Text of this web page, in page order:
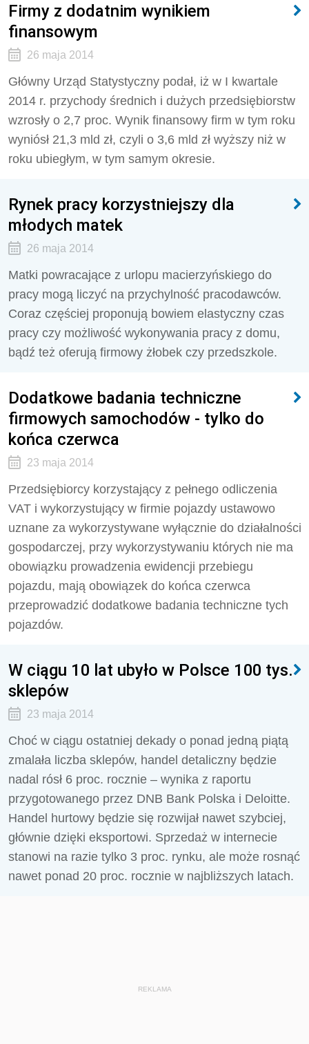
Firmy z dodatnim wynikiem
finansowym
26 maja 2014
Główny Urząd Statystyczny podał, iż w I kwartale
2014 r. przychody średnich i dużych przedsiębiorstw
wzrosły o 2,7 proc. Wynik finansowy firm w tym roku
wyniósł 21,3 mld zł, czyli o 3,6 mld zł wyższy niż w
roku ubiegłym, w tym samym okresie.
Rynek pracy korzystniejszy dla
młodych matek
26 maja 2014
Matki powracające z urlopu macierzyńskiego do
pracy mogą liczyć na przychylność pracodawców.
Coraz częściej proponują bowiem elastyczny czas
pracy czy możliwość wykonywania pracy z domu,
bądź też oferują firmowy żłobek czy przedszkole.
Dodatkowe badania techniczne
firmowych samochodów - tylko do
końca czerwca
23 maja 2014
Przedsiębiorcy korzystający z pełnego odliczenia
VAT i wykorzystujący w firmie pojazdy ustawowo
uznane za wykorzystywane wyłącznie do działalności
gospodarczej, przy wykorzystywaniu których nie ma
obowiązku prowadzenia ewidencji przebiegu
pojazdu, mają obowiązek do końca czerwca
przeprowadzić dodatkowe badania techniczne tych
pojazdów.
W ciągu 10 lat ubyło w Polsce 100 tys.
sklepów
23 maja 2014
Choć w ciągu ostatniej dekady o ponad jedną piątą
zmalała liczba sklepów, handel detaliczny będzie
nadal rósł 6 proc. rocznie – wynika z raportu
przygotowanego przez DNB Bank Polska i Deloitte.
Handel hurtowy będzie się rozwijał nawet szybciej,
głównie dzięki eksportowi. Sprzedaż w internecie
stanowi na razie tylko 3 proc. rynku, ale może rosnąć
nawet ponad 20 proc. rocznie w najbliższych latach.
REKLAMA